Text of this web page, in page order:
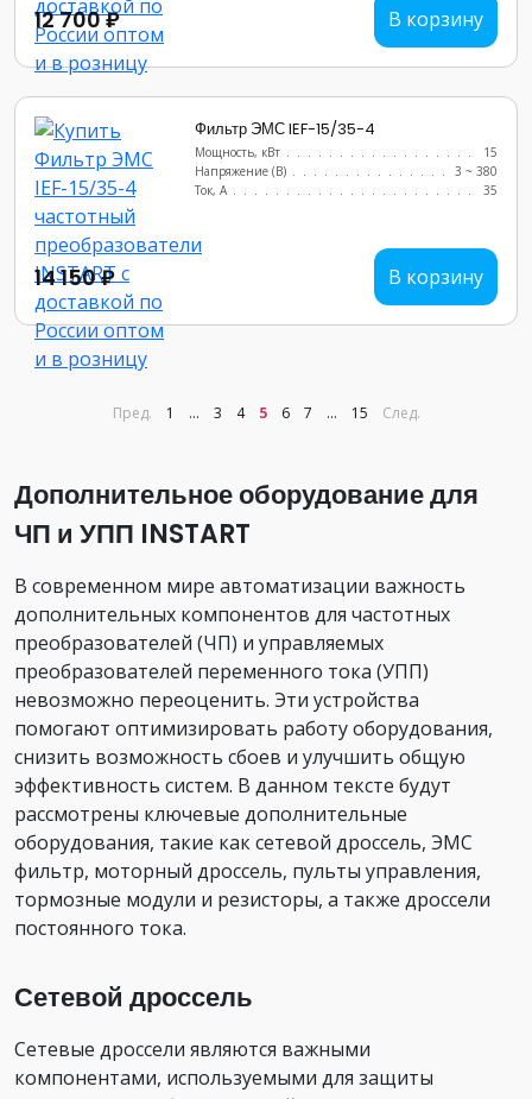
12 700 ₽ В корзину
Фильтр ЭМС IEF-15/35-4
Мощность, кВт
15
Напряжение (В)
3 ~ 380
Ток, А
35
14 150 ₽ В корзину
Пред. 1 ... 3 4 5 6 7 ... 15 След.
Дополнительное оборудование для
ЧП и УПП INSTART
В современном мире автоматизации важность
дополнительных компонентов для частотных
преобразователей (ЧП) и управляемых
преобразователей переменного тока (УПП)
невозможно переоценить. Эти устройства
помогают оптимизировать работу оборудования,
снизить возможность сбоев и улучшить общую
эффективность систем. В данном тексте будут
рассмотрены ключевые дополнительные
оборудования, такие как сетевой дроссель, ЭМС
фильтр, моторный дроссель, пульты управления,
тормозные модули и резисторы, а также дроссели
постоянного тока.
Сетевой дроссель
Сетевые дроссели являются важными
компонентами, используемыми для защиты